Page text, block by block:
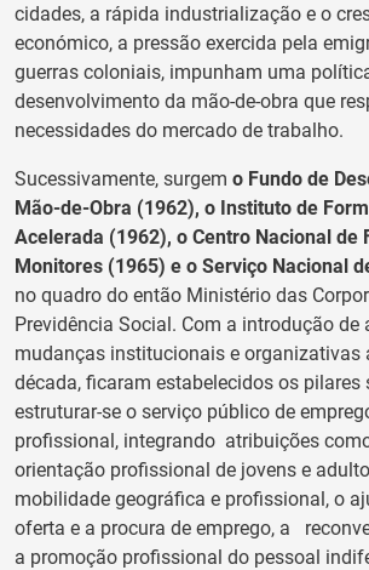
cidades, a rápida industrialização e o
económico, a pressão exercida pela
guerras coloniais, impunham uma
desenvolvimento da mão-de-obra que
necessidades do mercado de trabalho.
Sucessivamente, surgem o Fundo de
Mão-de-Obra (1962), o Instituto de
Acelerada (1962), o Centro Nacional de
Monitores (1965) e o Serviço Nacional
no quadro do então Ministério das
Previdência Social. Com a introdução de
mudanças institucionais e organizativas
década, ficaram estabelecidos os pilares
estruturar-se o serviço público de
profissional, integrando atribuições
orientação profissional de jovens e
mobilidade geográfica e profissional, o
oferta e a procura de emprego, a
a promoção profissional do pessoal